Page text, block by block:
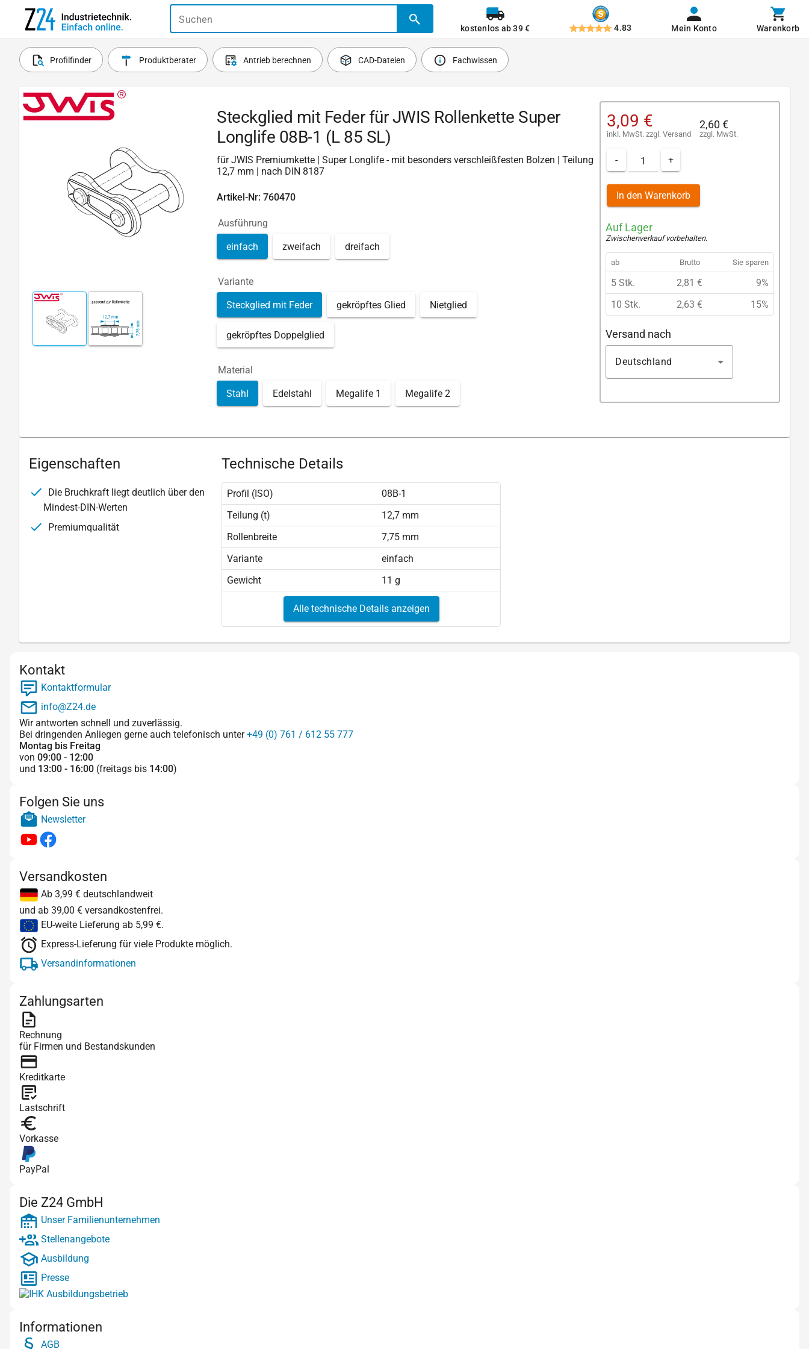
Suchen
kostenlos ab 39 € 4.83 Mein Konto Warenkorb
Profilfinder Produktberater Antrieb berechnen CAD-Dateien Fachwissen
Steckglied mit Feder für JWIS Rollenkette Super
Longlife 08B-1 (L 85 SL)
für JWIS Premiumkette | Super Longlife - mit besonders verschleißfesten Bolzen | Teilung
12,7 mm | nach DIN 8187
Artikel-Nr: 760470
Ausführung
einfach zweifach dreifach
Variante
Steckglied mit Feder gekröpftes Glied Nietglied
gekröpftes Doppelglied
Material
Stahl Edelstahl Megalife 1 Megalife 2
3,09 €
inkl. MwSt. zzgl. Versand
2,60 €
zzgl. MwSt.
- +
In den Warenkorb
Auf Lager
Zwischenverkauf vorbehalten.
ab Brutto Sie sparen
5 Stk. 2,81 €
9%
10 Stk.
2,63 € 15%
Versand nach
Deutschland
Eigenschaften
Die Bruchkraft liegt deutlich über den
Mindest-DIN-Werten
Premiumqualität
Technische Details
Profil (ISO)
08B-1
Teilung (t)
12,7 mm
Rollenbreite
7,75 mm
Variante
einfach
Gewicht
11 g
Alle technische Details anzeigen
Kontakt
Kontaktformular
info@Z24.de
Wir antworten schnell und zuverlässig.
Bei dringenden Anliegen gerne auch telefonisch unter+49 (0) 761 / 612 55 777
Montag bis Freitag
von 09:00 - 12:00
und 13:00 - 16:00 (freitags bis 14:00)
Folgen Sie uns
Newsletter
Versandkosten
Ab 3,99 € deutschlandweit
und ab 39,00 € versandkostenfrei.
EU-weite Lieferung ab 5,99 €.
Express-Lieferung für viele Produkte möglich.
Versandinformationen
Zahlungsarten
Rechnung
für Firmen und Bestandskunden
Kreditkarte
Lastschrift
Vorkasse
PayPal
Die Z24 GmbH
Unser Familienunternehmen
Stellenangebote
Ausbildung
Presse
Informationen
AGB